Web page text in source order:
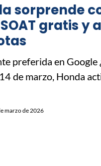
sorprende
gratis y
preferida en Google
de marzo, Honda
marzo de 2026